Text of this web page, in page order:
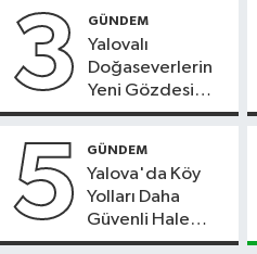
3 GÜNDEM
Yalovalı
Doğaseverlerin
Yeni Gözdesi
Bolu'daki Meyve
5 GÜNDEM
Yalova'da Köy
Yolları Daha
Güvenli Hale
Geliyor